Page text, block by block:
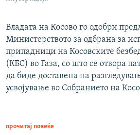
Владата на Косово го одобри
Министерството за одбрана за
припадници на Косовските
(КБС) во Газа, со што се отвора
да биде доставена на
усвојување во Собранието на
прочитај повеќе